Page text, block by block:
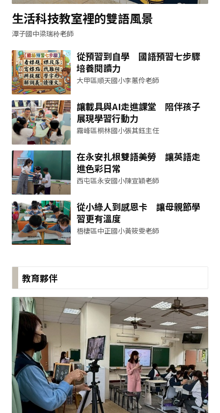
生活科技教室裡的雙語風景
潭子國中梁瑞秢老師
從預習到自學 國語預習七步驟
培養閱讀力
大甲區順天國小李蕙伶老師
讓載具與AI走進課堂 陪伴孩子
展現學習行動力
霧峰區桐林國小張其鈺主任
在永安扎根雙語美勞 讓英語走
進色彩日常
西屯區永安國小陳宣穎老師
從小綠人到感恩卡 讓母親節學
習更有溫度
梧棲區中正國小黃筱雯老師
教育夥伴